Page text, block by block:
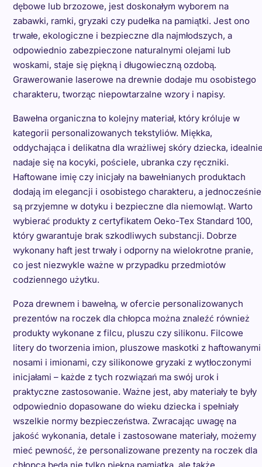
dębowe lub brzozowe, jest doskonałym wyborem na
zabawki, ramki, gryzaki czy pudełka na pamiątki. Jest ono
trwałe, ekologiczne i bezpieczne dla najmłodszych, a
odpowiednio zabezpieczone naturalnymi olejami lub
woskami, staje się piękną i długowieczną ozdobą.
Grawerowanie laserowe na drewnie dodaje mu osobistego
charakteru, tworząc niepowtarzalne wzory i napisy.
Bawełna organiczna to kolejny materiał, który króluje w
kategorii personalizowanych tekstyliów. Miękka,
oddychająca i delikatna dla wrażliwej skóry dziecka,
nadaje się na kocyki, pościele, ubranka czy ręczniki.
Haftowane imię czy inicjały na bawełnianych produktach
dodają im elegancji i osobistego charakteru, a jednocześnie
są przyjemne w dotyku i bezpieczne dla niemowląt. Warto
wybierać produkty z certyfikatem Oeko-Tex Standard 100,
który gwarantuje brak szkodliwych substancji. Dobrze
wykonany haft jest trwały i odporny na wielokrotne pranie,
co jest niezwykle ważne w przypadku przedmiotów
codziennego użytku.
Poza drewnem i bawełną, w ofercie personalizowanych
prezentów na roczek dla chłopca można znaleźć również
produkty wykonane z filcu, pluszu czy silikonu. Filcowe
litery do tworzenia imion, pluszowe maskotki z haftowanymi
nosami i imionami, czy silikonowe gryzaki z wytłoczonymi
inicjałami – każde z tych rozwiązań ma swój urok i
praktyczne zastosowanie. Ważne jest, aby materiały te były
odpowiednio dopasowane do wieku dziecka i spełniały
wszelkie normy bezpieczeństwa. Zwracając uwagę na
jakość wykonania, detale i zastosowane materiały, możemy
mieć pewność, że personalizowane prezenty na roczek dla